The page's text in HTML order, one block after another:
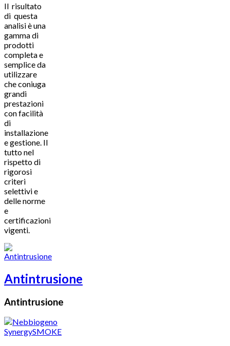
Il risultato
di questa
analisi è una
gamma di
prodotti
completa e
semplice da
utilizzare
che coniuga
grandi
prestazioni
con facilità
di
installazione
e gestione. Il
tutto nel
rispetto di
rigorosi
criteri
selettivi e
delle norme
e
certificazioni
vigenti.
Antintrusione
Antintrusione